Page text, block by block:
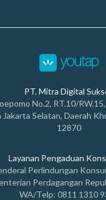
PT. Mitra Digital
No.2, RT.10/
Selatan, Daerah
12870
Layanan Pengaduan
Perlindungan
Perdagangan
WA/Telp: 0811 1310